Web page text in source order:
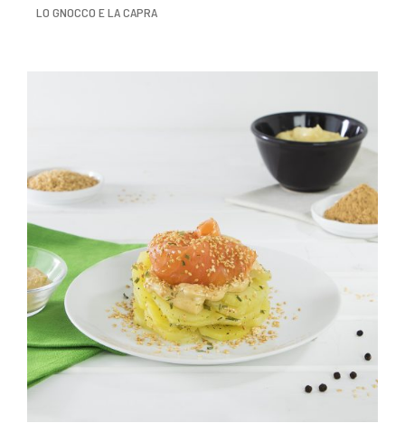
LO GNOCCO E LA CAPRA